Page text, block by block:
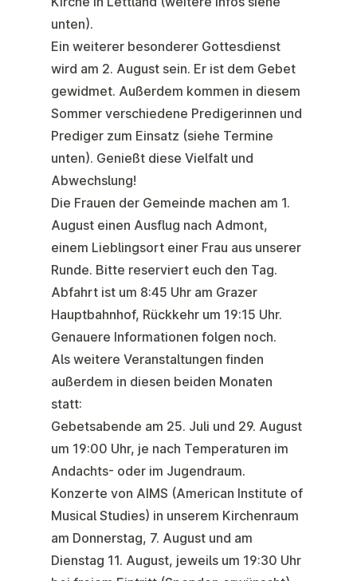
unten).
Ein weiterer besonderer Gottesdienst
wird am 2. August sein. Er ist dem Gebet
gewidmet. Außerdem kommen in diesem
Sommer verschiedene Predigerinnen und
Prediger zum Einsatz (siehe Termine
unten). Genießt diese Vielfalt und
Abwechslung!
Die Frauen der Gemeinde machen am 1.
August einen Ausflug nach Admont,
einem Lieblingsort einer Frau aus unserer
Runde. Bitte reserviert euch den Tag.
Abfahrt ist um 8:45 Uhr am Grazer
Hauptbahnhof, Rückkehr um 19:15 Uhr.
Genauere Informationen folgen noch.
Als weitere Veranstaltungen finden
außerdem in diesen beiden Monaten
statt:
Gebetsabende am 25. Juli und 29. August
um 19:00 Uhr, je nach Temperaturen im
Andachts- oder im Jugendraum.
Konzerte von AIMS (American Institute of
Musical Studies) in unserem Kirchenraum
am Donnerstag, 7. August und am
Dienstag 11. August, jeweils um 19:30 Uhr